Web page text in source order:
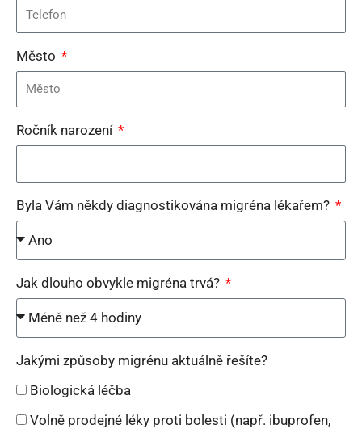
Město
Ročník narození
Byla Vám někdy diagnostikována migréna lékařem?
Jak dlouho obvykle migréna trvá?
Jakými způsoby migrénu aktuálně řešíte?
Biologická léčba
Volně prodejné léky proti bolesti (např. ibuprofen,